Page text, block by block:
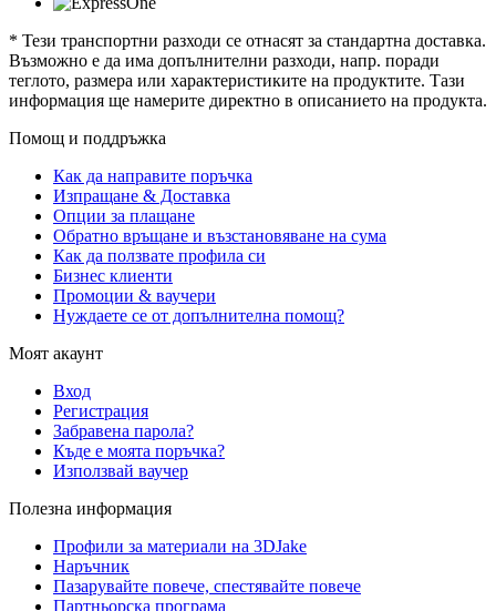
* Тези транспортни разходи се отнасят за стандартна доставка.
Възможно е да има допълнителни разходи, напр. поради
теглото, размера или характеристиките на продуктите. Тази
информация ще намерите директно в описанието на продукта.
Помощ и поддръжка
Как да направите поръчка
Изпращане & Доставка
Опции за плащане
Обратно връщане и възстановяване на сума
Как да ползвате профила си
Бизнес клиенти
Промоции & ваучери
Нуждаете се от допълнителна помощ?
Моят акаунт
Вход
Регистрация
Забравена парола?
Къде е моята поръчка?
Използвай ваучер
Полезна информация
Профили за материали на 3DJake
Наръчник
Пазарувайте повече, спестявайте повече
Партньорска програма